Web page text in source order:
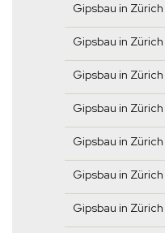
Gipsbau in
Gipsbau in
Gipsbau in
Gipsbau in
Gipsbau in
Gipsbau in
Gipsbau in